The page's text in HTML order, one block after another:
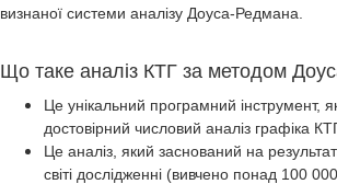
визнаної системи аналізу Доуса-Редмана.
Що таке аналіз КТГ за методом
Це унікальний програмний інструмент,
достовірний числовий аналіз графіка
Це аналіз, який заснований на
світі дослідженні (вивчено понад 100